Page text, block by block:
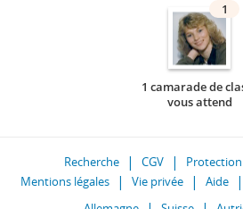
1
1 camarade de
vous attend
Recherche CGV
Mentions légales
Vie privée Aide